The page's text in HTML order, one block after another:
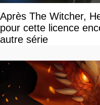
Après The Witcher,
pour cette licence
autre série